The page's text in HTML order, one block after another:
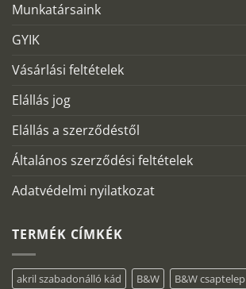
Munkatársaink
GYIK
Vásárlási feltételek
Elállás jog
Elállás a szerződéstől
Általános szerződési feltételek
Adatvédelmi nyilatkozat
TERMÉK CÍMKÉK
akril szabadonálló kád B&W B&W csaptelep